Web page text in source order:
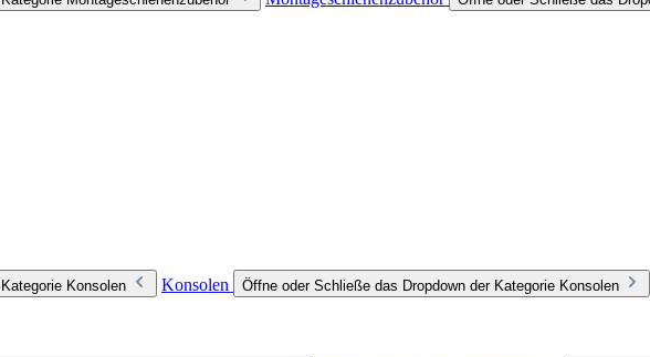
Konsolen Konsolen Öffne oder Schließe das Dropdown der Kategorie Konsolen